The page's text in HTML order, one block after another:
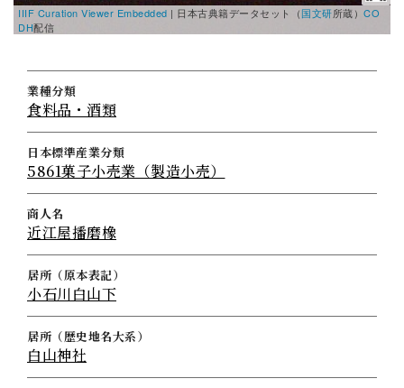
IIIF Curation Viewer Embedded | 日本古典籍データセット（国文研所蔵） CO
DH配信
業種分類
食料品・酒類
日本標準産業分類
5861菓子小売業（製造小売）
商人名
近江屋播磨橡
居所（原本表記）
小石川白山下
居所（歴史地名大系）
白山神社